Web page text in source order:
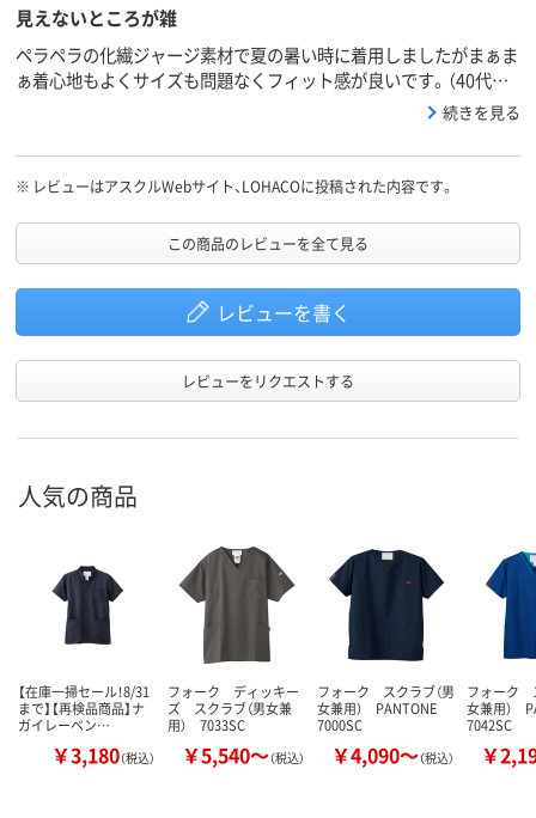
見えないところが雑
ペラペラの化繊ジャージ素材で夏の暑い時に着用しましたがまぁま
ぁ着心地もよくサイズも問題なくフィット感が良いです。（40代男
170cm70kgでLサイズ）左のポケットの中の縫製が雑で物を入れる
トは大丈夫でした）はさみで切って対処しました。安いからとは言
え見えないところもキチンと作ってほしいですね。
続きを見る
※ レビューはアスクルWebサイト、LOHACOに投稿された内容です。
この商品のレビューを全て見る
レビューを書く
レビューをリクエストする
人気の商品
【在庫一掃セール！8/31
まで】【再検品商品】ナ
ガイレーベン…
￥3,180（税込）
フォーク ディッキー
ズ スクラブ（男女兼
用） 7033SC
￥5,540～（税込）
フォーク スクラブ（男
女兼用） PANTONE
7000SC
￥4,090～（税込）
フォーク
女兼用）
7042SC
￥